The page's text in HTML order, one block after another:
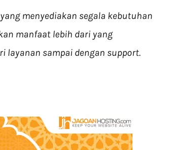
menyediakan segala kebutuhan
manfaat lebih dari yang
layanan sampai dengan support.